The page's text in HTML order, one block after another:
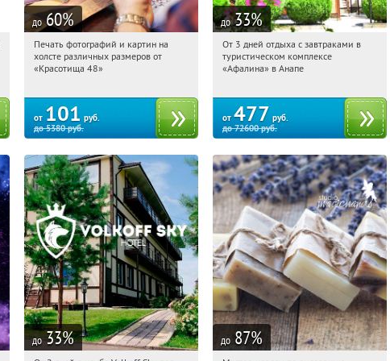
до 60%
12:00:21 Купили:
Россия
Печать фотографий и картин на
холсте различных размеров от
«Красотища 48»
от 101 руб.
до5380руб.
до 33%
12:00:21 Купили:
Краснодарский край, г. Анапа,
От 3 дней отдыха с завтраками в
туристическом комплексе
«Афалина» в Анапе
от 477 руб.
до72600руб.
до 33% до 87%